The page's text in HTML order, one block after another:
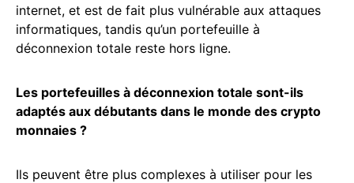
internet, et est de fait plus vulnérable aux attaques
informatiques, tandis qu’un portefeuille à
déconnexion totale reste hors ligne.
Les portefeuilles à déconnexion totale sont-ils
adaptés aux débutants dans le monde des crypto
monnaies ?
Ils peuvent être plus complexes à utiliser pour les